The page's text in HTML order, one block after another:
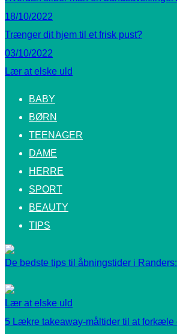
18/10/2022
Trænger dit hjem til et frisk pust?
03/10/2022
Lær at elske uld
BABY
BØRN
TEENAGER
DAME
HERRE
SPORT
BEAUTY
TIPS
De bedste tips til åbningstider i
Lær at elske uld
5 Lækre takeaway-måltider til at forkæle